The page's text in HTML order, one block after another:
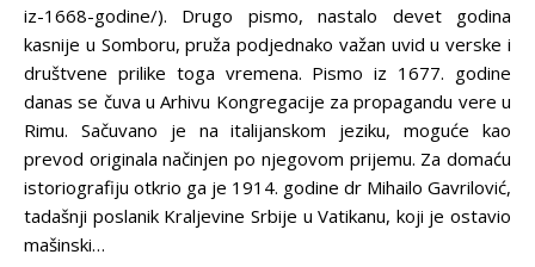
iz-1668-godine/). Drugo pismo, nastalo devet godina
kasnije u Somboru, pruža podjednako važan uvid u verske i
društvene prilike toga vremena. Pismo iz 1677. godine
danas se čuva u Arhivu Kongregacije za propagandu vere u
Rimu. Sačuvano je na italijanskom jeziku, moguće kao
prevod originala načinjen po njegovom prijemu. Za domaću
istoriografiju otkrio ga je 1914. godine dr Mihailo Gavrilović,
tadašnji poslanik Kraljevine Srbije u Vatikanu, koji je ostavio
mašinski…